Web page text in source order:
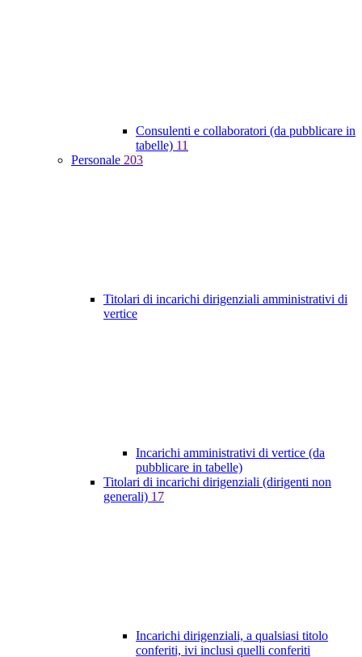
Consulenti e collaboratori (da pubblicare in
tabelle) 11
Personale 203
Titolari di incarichi dirigenziali amministrativi di
vertice
Incarichi amministrativi di vertice (da
pubblicare in tabelle)
Titolari di incarichi dirigenziali (dirigenti non
generali) 17
Incarichi dirigenziali, a qualsiasi titolo
conferiti, ivi inclusi quelli conferiti